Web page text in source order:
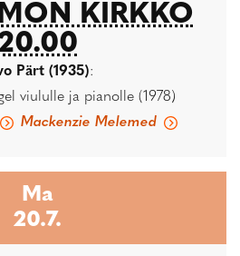
KIRKKO
Pärt (1935):
viululle ja pianolle (1978)
Mackenzie Melemed
Ma
20.7.